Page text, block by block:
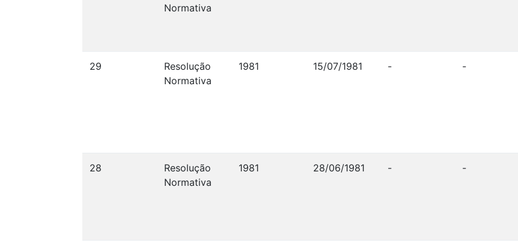
Normativa
29
Resolução
Normativa
1981 15/07/1981 - -
28
Resolução
Normativa
1981 28/06/1981 - -